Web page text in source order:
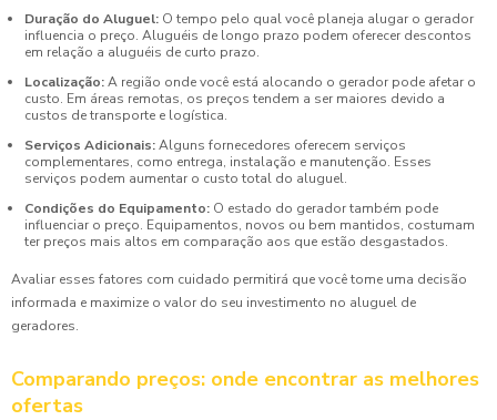
Duração do Aluguel: O tempo pelo qual você planeja alugar o gerador
influencia o preço. Aluguéis de longo prazo podem oferecer descontos
em relação a aluguéis de curto prazo.
Localização:A região onde você está alocando o gerador pode afetar o
custo. Em áreas remotas, os preços tendem a ser maiores devido a
custos de transporte e logística.
Serviços Adicionais:Alguns fornecedores oferecem serviços
complementares, como entrega, instalação e manutenção. Esses
serviços podem aumentar o custo total do aluguel.
Condições do Equipamento: O estado do gerador também pode
influenciar o preço. Equipamentos, novos ou bem mantidos, costumam
ter preços mais altos em comparação aos que estão desgastados.
Avaliar esses fatores com cuidado permitirá que você tome uma decisão
informada e maximize o valor do seu investimento no aluguel de
geradores.
Comparando preços: onde encontrar as melhores
ofertas